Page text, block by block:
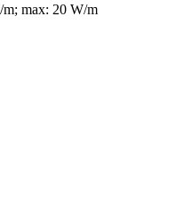
max: 20 W/m